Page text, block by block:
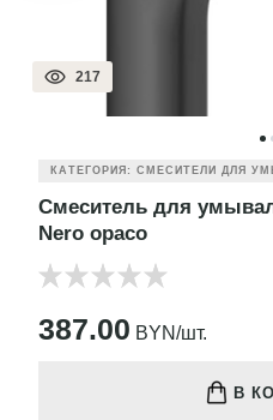
217
КАТЕГОРИЯ: СМЕСИТЕЛИ ДЛЯ
Смеситель для
Nero opaco
387.00 BYN/шт.
В